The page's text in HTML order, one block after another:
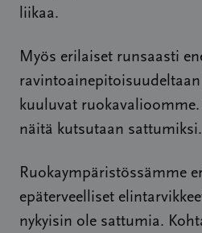
liikaa.
Myös erilaiset runsaasti
kuuluvat
näitä kutsutaan sattumiksi.
Ruokaympäristössämme
epäterveelliset
nykyisin ole sattumia.